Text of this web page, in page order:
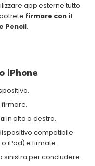
app esterne tutto
firmare con il
Pencil.
iPhone
firmare.
in alto a destra.
compatibile
iPad) e firmate.
sinistra per concludere.